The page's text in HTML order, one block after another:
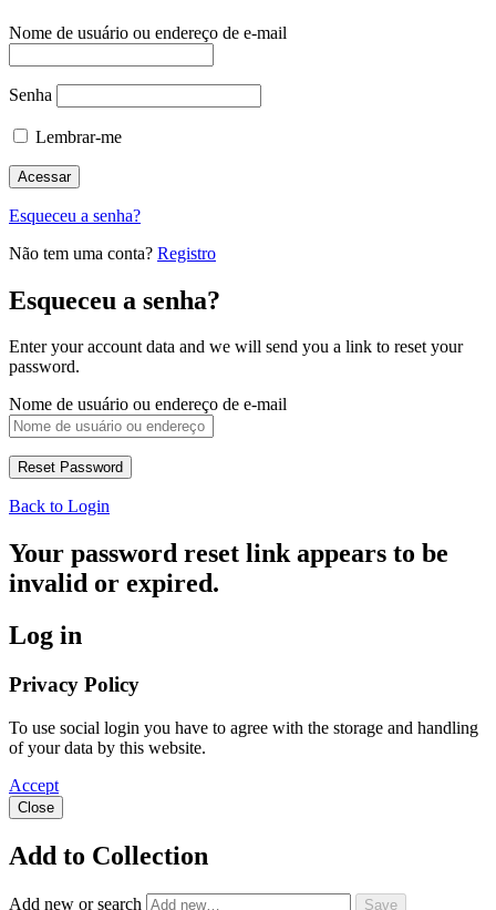
Nome de usuário ou endereço de e-mail
Senha
Lembrar-me
Esqueceu a senha?
Não tem uma conta? Registro
Esqueceu a senha?
Enter your account data and we will send you a link to reset your
password.
Nome de usuário ou endereço de e-mail
Back to Login
Your password reset link appears to be
invalid or expired.
Log in
Privacy Policy
To use social login you have to agree with the storage and handling
of your data by this website.
Accept
Close
Add to Collection
Add new or search